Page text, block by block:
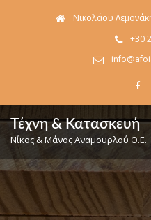
Νικολάου
+30
Τέχνη & Κατασκευή
Νίκος & Μάνος Αναμουρλού Ο.Ε.